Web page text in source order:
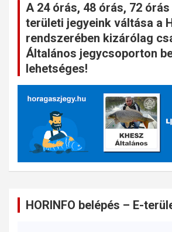
A 24 órás, 48 órás, 72
területi jegyeink váltása a
rendszerében kizárólag
Általános jegycsoporton
lehetséges!
HORINFO belépés – E-